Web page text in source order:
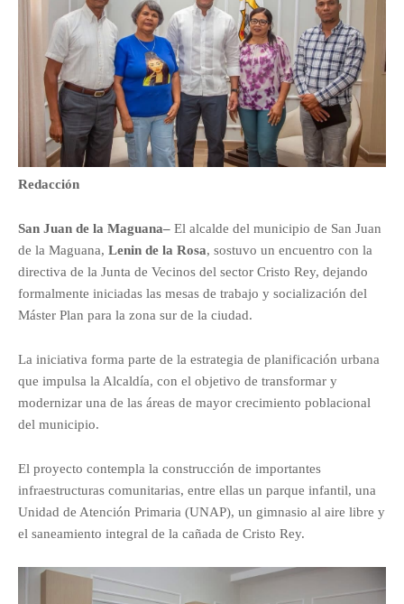
Redacción
San Juan de la Maguana– El alcalde del municipio de San Juan
de la Maguana, Lenin de la Rosa, sostuvo un encuentro con la
directiva de la Junta de Vecinos del sector Cristo Rey, dejando
formalmente iniciadas las mesas de trabajo y socialización del
Máster Plan para la zona sur de la ciudad.
La iniciativa forma parte de la estrategia de planificación urbana
que impulsa la Alcaldía, con el objetivo de transformar y
modernizar una de las áreas de mayor crecimiento poblacional
del municipio.
El proyecto contempla la construcción de importantes
infraestructuras comunitarias, entre ellas un parque infantil, una
Unidad de Atención Primaria (UNAP), un gimnasio al aire libre y
el saneamiento integral de la cañada de Cristo Rey.